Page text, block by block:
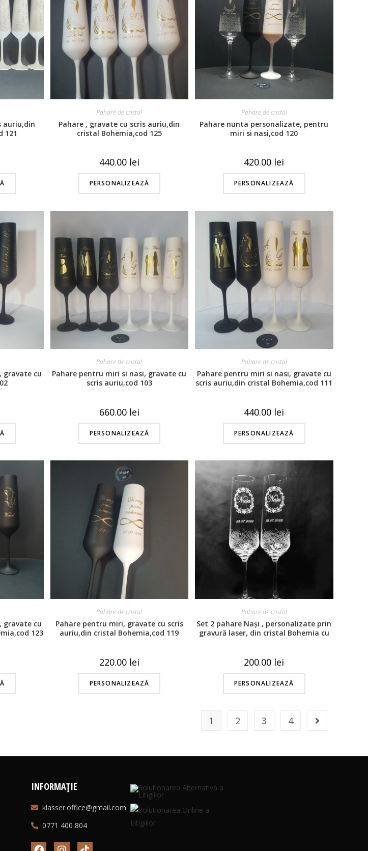
auriu,din
121
Pahare de cristal
Pahare , gravate cu scris auriu,din
cristal Bohemia,cod 125
440.00 lei
PERSONALIZEAZĂ
Pahare de cristal
Pahare nunta personalizate, pentru
miri si nasi,cod 120
420.00 lei
PERSONALIZEAZĂ
gravate cu
Pahare de cristal
Pahare pentru miri si nasi, gravate cu
scris auriu,cod 103
660.00 lei
PERSONALIZEAZĂ
Pahare de cristal
Pahare pentru miri si nasi, gravate cu
scris auriu,din cristal Bohemia,cod 111
440.00 lei
PERSONALIZEAZĂ
gravate cu
123
Pahare de cristal
Pahare pentru miri, gravate cu scris
auriu,din cristal Bohemia,cod 119
220.00 lei
PERSONALIZEAZĂ
Pahare de cristal
Set 2 pahare Nași , personalizate prin
gravură laser, din cristal Bohemia cu
200.00 lei
PERSONALIZEAZĂ
1 2 3 4
INFORMAȚIE
klasser.office@gmail.com
0771 400 804